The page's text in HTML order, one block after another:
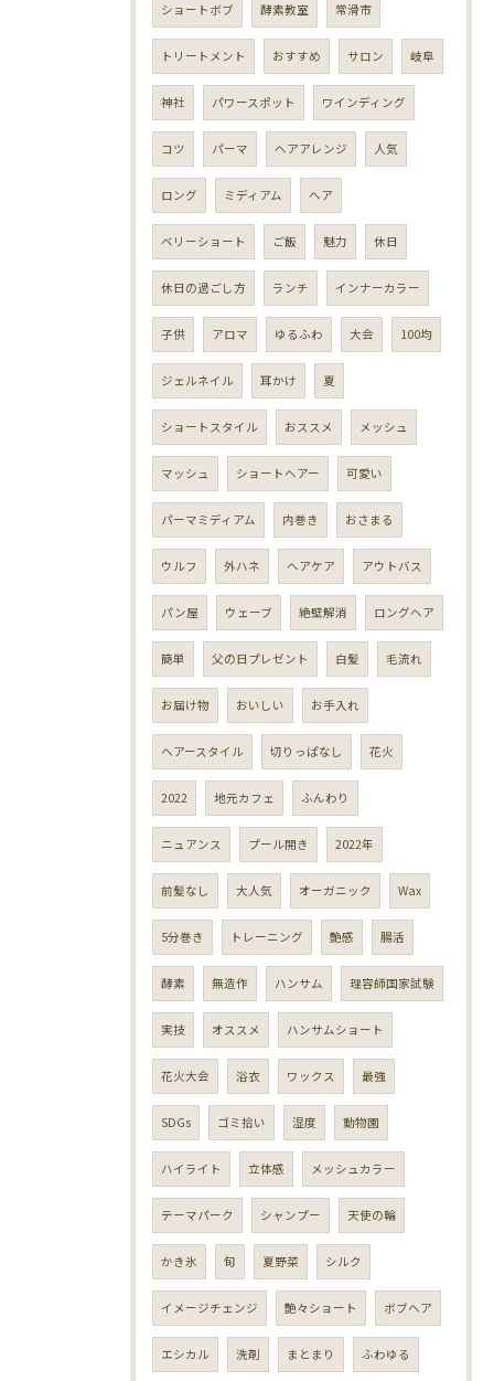
ショートボブ 酵素教室 常滑市
トリートメント おすすめ サロン 岐阜
神社 パワースポット ワインディング
コツ パーマ ヘアアレンジ 人気
ロング ミディアム ヘア
ベリーショート ご飯 魅力 休日
休日の過ごし方 ランチ インナーカラー
子供 アロマ ゆるふわ 大会 100均
ジェルネイル 耳かけ 夏
ショートスタイル おススメ メッシュ
マッシュ ショートヘアー 可愛い
パーマミディアム 内巻き おさまる
ウルフ 外ハネ ヘアケア アウトバス
パン屋 ウェーブ 絶壁解消 ロングヘア
簡単 父の日プレゼント 白髪 毛流れ
お届け物 おいしい お手入れ
ヘアースタイル 切りっぱなし 花火
2022 地元カフェ ふんわり
ニュアンス プール開き 2022年
前髪なし 大人気 オーガニック Wax
5分巻き トレーニング 艶感 腸活
酵素 無造作 ハンサム 理容師国家試験
実技 オススメ ハンサムショート
花火大会 浴衣 ワックス 最強
SDGs ゴミ拾い 湿度 動物園
ハイライト 立体感 メッシュカラー
テーマパーク シャンプー 天使の輪
かき氷 旬 夏野菜 シルク
イメージチェンジ 艶々ショート ボブヘア
エシカル 洗剤 まとまり ふわゆる